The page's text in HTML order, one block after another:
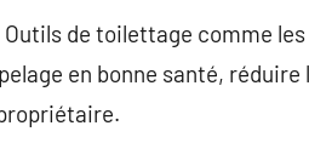
de toilettage comme
en bonne santé,